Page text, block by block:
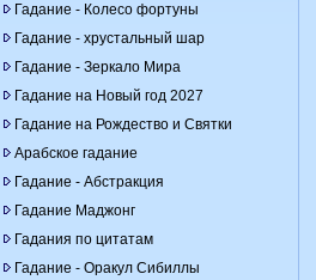
Гадание - Колесо фортуны
Гадание - хрустальный шар
Гадание - Зеркало Мира
Гадание на Новый год 2027
Гадание на Рождество и Святки
Арабское гадание
Гадание - Абстракция
Гадание Маджонг
Гадания по цитатам
Гадание - Оракул Сибиллы